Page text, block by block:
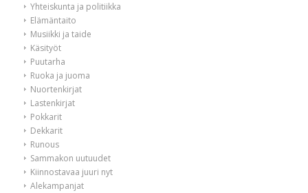
Yhteiskunta ja politiikka
Elämäntaito
Musiikki ja taide
Käsityöt
Puutarha
Ruoka ja juoma
Nuortenkirjat
Lastenkirjat
Pokkarit
Dekkarit
Runous
Sammakon uutuudet
Kiinnostavaa juuri nyt
Alekampanjat